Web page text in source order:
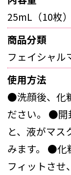
25mL（10枚）
商品分類
フェイシャル
使用方法
●洗顔後、化
ださい。 ●開
と、液がマス
みます。 ●化
フィットさせ